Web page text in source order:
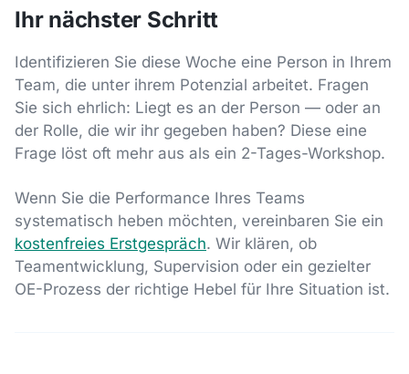
Ihr nächster Schritt
Identifizieren Sie diese Woche eine Person in Ihrem
Team, die unter ihrem Potenzial arbeitet. Fragen
Sie sich ehrlich: Liegt es an der Person — oder an
der Rolle, die wir ihr gegeben haben? Diese eine
Frage löst oft mehr aus als ein 2-Tages-Workshop.
Wenn Sie die Performance Ihres Teams
systematisch heben möchten, vereinbaren Sie ein
kostenfreies Erstgespräch. Wir klären, ob
Teamentwicklung, Supervision oder ein gezielter
OE-Prozess der richtige Hebel für Ihre Situation ist.